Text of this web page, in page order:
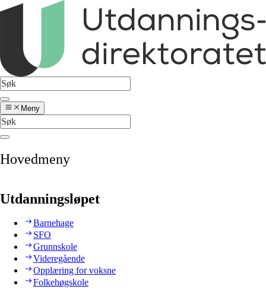
Meny
Hovedmeny
Utdanningsløpet
Barnehage
SFO
Grunnskole
Videregående
Opplæring for voksne
Folkehøgskole